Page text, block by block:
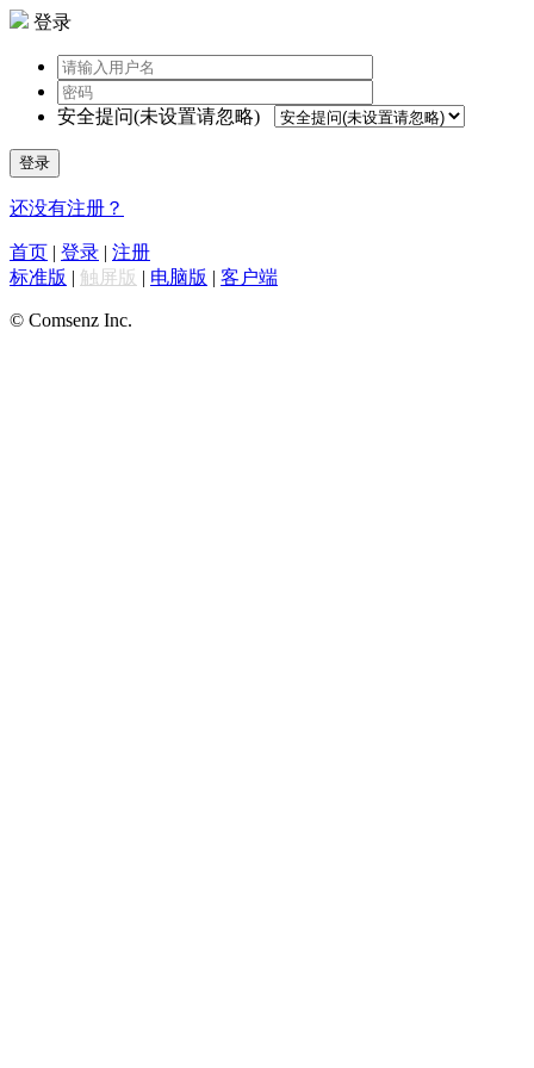
登录
安全提问(未设置请忽略)
登录
还没有注册？
首页 | 登录 | 注册
标准版 | 触屏版 | 电脑版 | 客户端
© Comsenz Inc.